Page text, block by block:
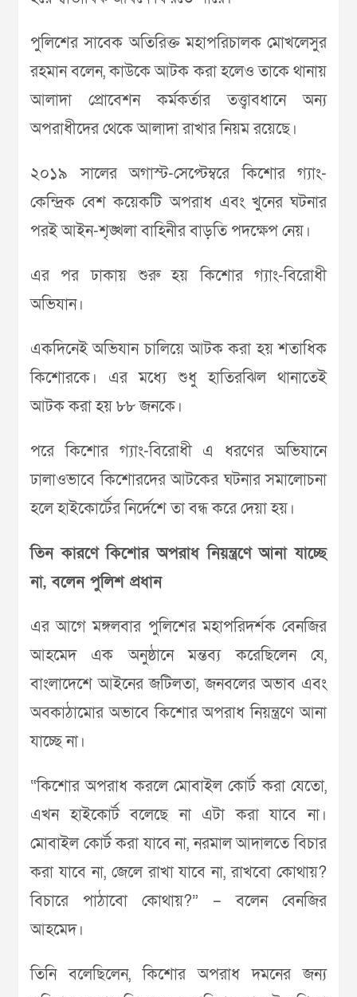
পুলিশের সাবেক অতিরিক্ত মহাপরিচালক মোখলেসুর
রহমান বলেন, কাউকে আটক করা হলেও তাকে থানায়
আলাদা প্রোবেশন কর্মকর্তার তত্ত্বাবধানে অন্য
অপরাধীদের থেকে আলাদা রাখার নিয়ম রয়েছে।
২০১৯ সালের অগাস্ট-সেপ্টেম্বরে কিশোর গ্যাং-
কেন্দ্রিক বেশ কয়েকটি অপরাধ এবং খুনের ঘটনার
পরই আইন-শৃঙ্খলা বাহিনীর বাড়তি পদক্ষেপ নেয়।
এর পর ঢাকায় শুরু হয় কিশোর গ্যাং-বিরোধী
অভিযান।
একদিনেই অভিযান চালিয়ে আটক করা হয় শতাধিক
কিশোরকে। এর মধ্যে শুধু হাতিরঝিল থানাতেই
আটক করা হয় ৮৮ জনকে।
পরে কিশোর গ্যাং-বিরোধী এ ধরণের অভিযানে
ঢালাওভাবে কিশোরদের আটকের ঘটনার সমালোচনা
হলে হাইকোর্টের নির্দেশে তা বন্ধ করে দেয়া হয়।
তিন কারণে কিশোর অপরাধ নিয়ন্ত্রণে আনা যাচ্ছে
না, বলেন পুলিশ প্রধান
এর আগে মঙ্গলবার পুলিশের মহাপরিদর্শক বেনজির
আহমেদ এক অনুষ্ঠানে মন্তব্য করেছিলেন যে,
বাংলাদেশে আইনের জটিলতা, জনবলের অভাব এবং
অবকাঠামোর অভাবে কিশোর অপরাধ নিয়ন্ত্রণে আনা
যাচ্ছে না।
“কিশোর অপরাধ করলে মোবাইল কোর্ট করা যেতো,
এখন হাইকোর্ট বলেছে না এটা করা যাবে না।
মোবাইল কোর্ট করা যাবে না, নরমাল আদালতে বিচার
করা যাবে না, জেলে রাখা যাবে না, রাখবো কোথায়?
বিচারে পাঠাবো কোথায়?” – বলেন বেনজির
আহমেদ।
তিনি বলেছিলেন, কিশোর অপরাধ দমনের জন্য